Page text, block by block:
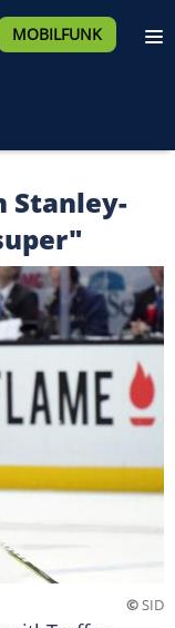
MOBILFUNK
Stanley-
©SID